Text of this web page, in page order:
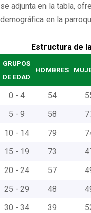
se adjunta en la tabla,
demográfica en la
Estructura de
GRUPOS
DE EDAD
HOMBRES
0 - 4 54
5 - 9
58
10 - 14
79
15 - 19
73
20 - 24
57
25 - 29
48
30 - 34
39